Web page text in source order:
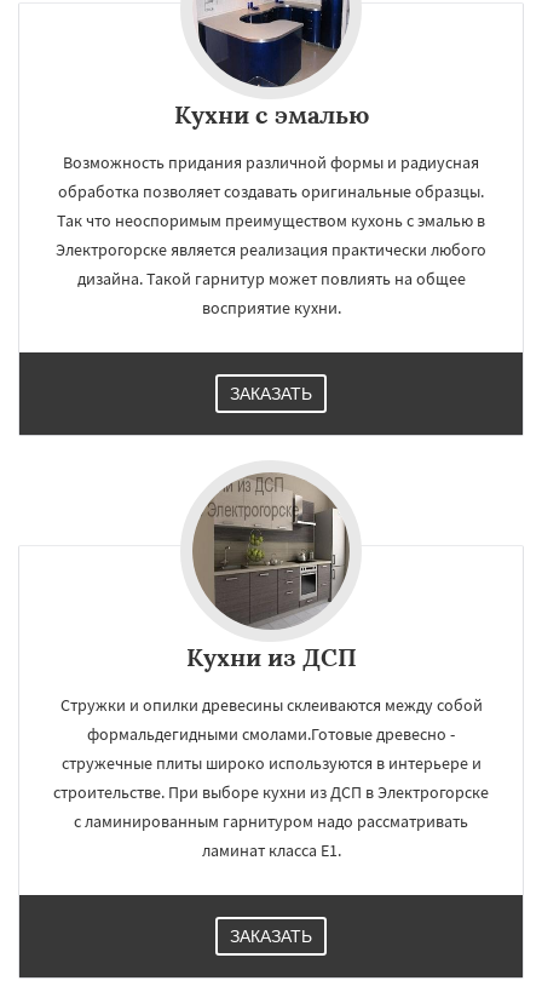
Работаем по
регионам
×
Электроугли
Яхрома
Андреево Белоомут Бобров
Богородское Большие Вяземы Быково
Деденево Жилево
Зеленоградск Измайлово Икша
Лесной
Лопатино Лотошино
Менделеевск Михнево
Монино Нахабино Некрасовское
Родники Свердловск
Томилино
Кухни с эмалью
Возможность придания различной формы и радиусная
обработка позволяет создавать оригинальные образцы.
Так что неоспоримым преимуществом кухонь с эмалью в
Электрогорске является реализация практически любого
дизайна. Такой гарнитур может повлиять на общее
восприятие кухни.
ЗАКАЗАТЬ
Кухни из ДСП
Стружки и опилки древесины склеиваются между собой
формальдегидными смолами.Готовые древесно -
стружечные плиты широко используются в интерьере и
строительстве. При выборе кухни из ДСП в Электрогорске
с ламинированным гарнитуром надо рассматривать
ламинат класса Е1.
ЗАКАЗАТЬ
УЗНАТЬ ПОДРОБНЕЕ
Даю согласие на обработку персональных данных